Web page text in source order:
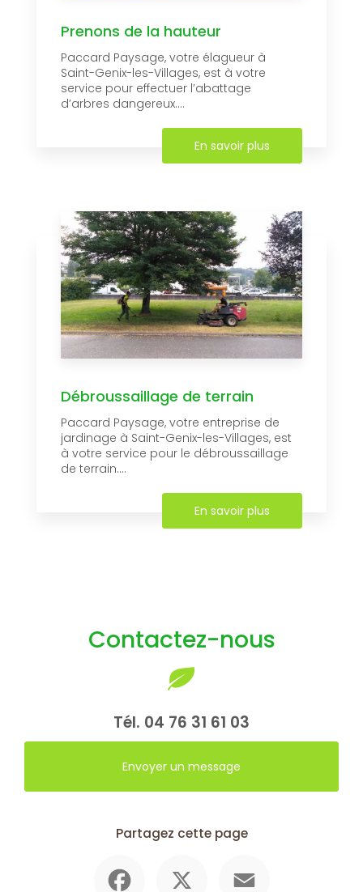
Prenons de la hauteur
Paccard Paysage, votre élagueur à
Saint-Genix-les-Villages, est à votre
service pour effectuer l’abattage
d’arbres dangereux....
En savoir plus
Débroussaillage de terrain
Paccard Paysage, votre entreprise de
jardinage à Saint-Genix-les-Villages, est
à votre service pour le débroussaillage
de terrain....
En savoir plus
Contactez-nous
Tél. 04 76 31 61 03
Envoyer un message
Partagez cette page